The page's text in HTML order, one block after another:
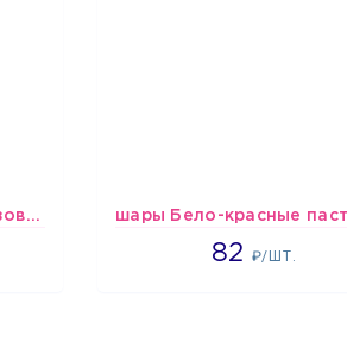
Шарики Сердца бело-розово-красные
82 ₽/ШТ.
1637